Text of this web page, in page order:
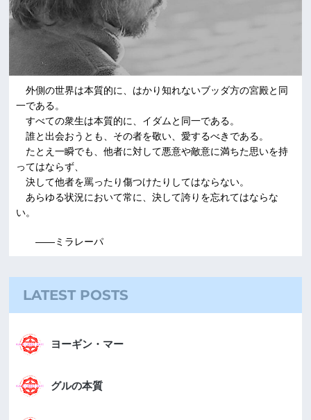
外側の世界は本質的に、はかり知れないブッダ方の宮殿と同
一である。
すべての衆生は本質的に、イダムと同一である。
誰と出会おうとも、その者を敬い、愛するべきである。
たとえ一瞬でも、他者に対して悪意や敵意に満ちた思いを持
ってはならず、
決して他者を罵ったり傷つけたりしてはならない。
あらゆる状況において常に、決して誇りを忘れてはならな
い。
――ミラレーパ
LATEST POSTS
ヨーギン・マー
グルの本質